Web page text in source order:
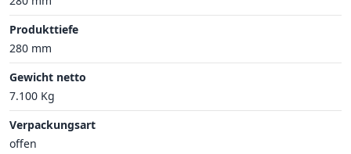
Produkttiefe
280 mm
Gewicht netto
7.100 Kg
Verpackungsart
offen